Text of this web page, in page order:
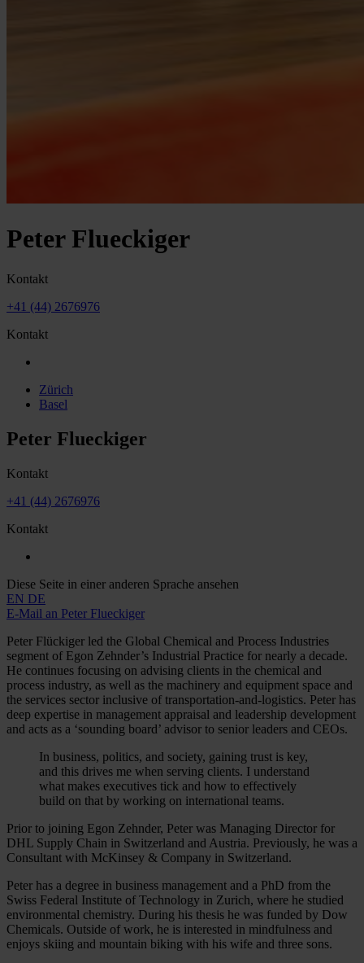
Peter Flueckiger
Kontakt
+41 (44) 2676976
Kontakt
Zürich
Basel
Peter Flueckiger
Kontakt
+41 (44) 2676976
Kontakt
Diese Seite in einer anderen Sprache ansehen
EN DE
E-Mail an Peter Flueckiger
Peter Flückiger led the Global Chemical and Process Industries
segment of Egon Zehnder’s Industrial Practice for nearly a decade.
He continues focusing on advising clients in the chemical and
process industry, as well as the machinery and equipment space and
the services sector inclusive of transportation-and-logistics. Peter has
deep expertise in management appraisal and leadership development
and acts as a ‘sounding board’ advisor to senior leaders and CEOs.
In business, politics, and society, gaining trust is key,
and this drives me when serving clients. I understand
what makes executives tick and how to effectively
build on that by working on international teams.
Prior to joining Egon Zehnder, Peter was Managing Director for
DHL Supply Chain in Switzerland and Austria. Previously, he was a
Consultant with McKinsey & Company in Switzerland.
Peter has a degree in business management and a PhD from the
Swiss Federal Institute of Technology in Zurich, where he studied
environmental chemistry. During his thesis he was funded by Dow
Chemicals. Outside of work, he is interested in mindfulness and
enjoys skiing and mountain biking with his wife and three sons.